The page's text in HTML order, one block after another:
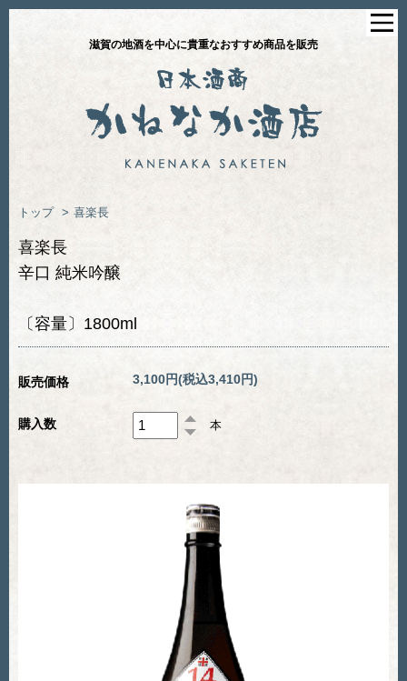
滋賀の地酒を中心に貴重なおすすめ商品を販売
トップ > 喜楽長
喜楽長
辛口 純米吟醸
〔容量〕1800ml
販売価格 3,100円(税込3,410円)
購入数 本